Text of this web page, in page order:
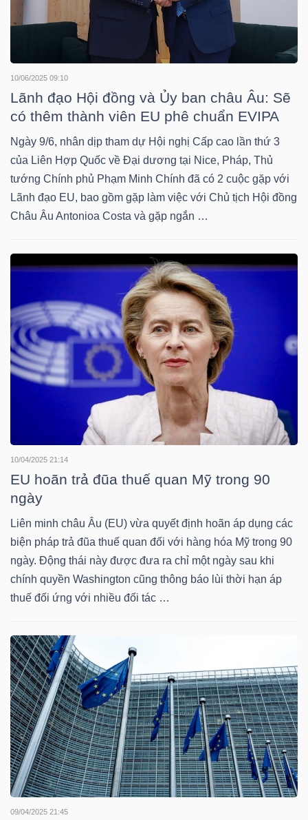
10/06/2025 09:10
Lãnh đạo Hội đồng và Ủy ban châu Âu: Sẽ
có thêm thành viên EU phê chuẩn EVIPA
Ngày 9/6, nhân dịp tham dự Hội nghị Cấp cao lần thứ 3
của Liên Hợp Quốc về Đại dương tại Nice, Pháp, Thủ
tướng Chính phủ Phạm Minh Chính đã có 2 cuộc gặp với
Lãnh đạo EU, bao gồm gặp làm việc với Chủ tịch Hội đồng
Châu Âu Antonioa Costa và gặp ngắn …
10/04/2025 21:14
EU hoãn trả đũa thuế quan Mỹ trong 90
ngày
Liên minh châu Âu (EU) vừa quyết định hoãn áp dụng các
biện pháp trả đũa thuế quan đối với hàng hóa Mỹ trong 90
ngày. Động thái này được đưa ra chỉ một ngày sau khi
chính quyền Washington cũng thông báo lùi thời hạn áp
thuế đối ứng với nhiều đối tác …
09/04/2025 21:45
NGÀNH
DOANH
NGHIỆP
PHÁI
SINH
CÔNG
ĐẦU
TƯ
DỮ
LIỆU
Ngành
(-)
VS-
SECTOR